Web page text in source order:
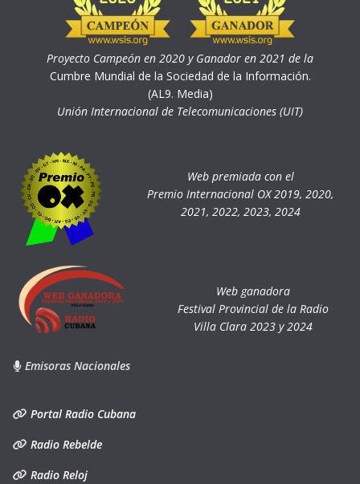
Proyecto Campeón en 2020 y Ganador en 2021 de la
Cumbre Mundial de la Sociedad de la Información.
(AL9. Media)
Unión Internacional de Telecomunicaciones (UIT)
Web premiada con el
Premio Internacional OX 2019, 2020,
2021, 2022, 2023, 2024
Web ganadora
Festival Provincial de la Radio
Villa Clara 2023 y 2024
Emisoras Nacionales
Portal Radio Cubana
Radio Rebelde
Radio Reloj